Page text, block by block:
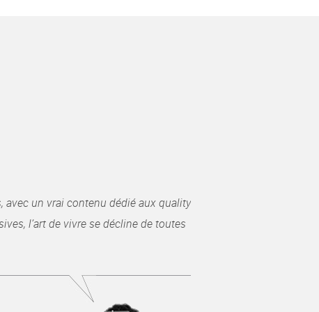
un vrai contenu dédié aux quality
l’art de vivre se décline de toutes